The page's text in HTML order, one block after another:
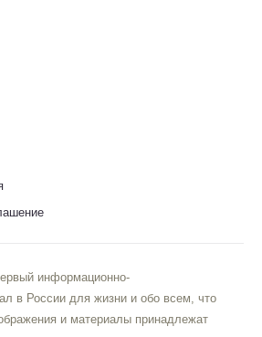
информационно-
в России для жизни и обо всем, что
и материалы принадлежат